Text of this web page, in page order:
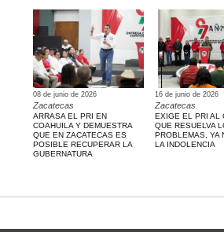
08 de junio de 2026
Zacatecas
ARRASA EL PRI EN
COAHUILA Y DEMUESTRA
QUE EN ZACATECAS ES
POSIBLE RECUPERAR LA
GUBERNATURA
16 de junio de 2026
Zacatecas
EXIGE EL PRI AL
QUE RESUELVA
PROBLEMAS, YA
LA INDOLENCIA